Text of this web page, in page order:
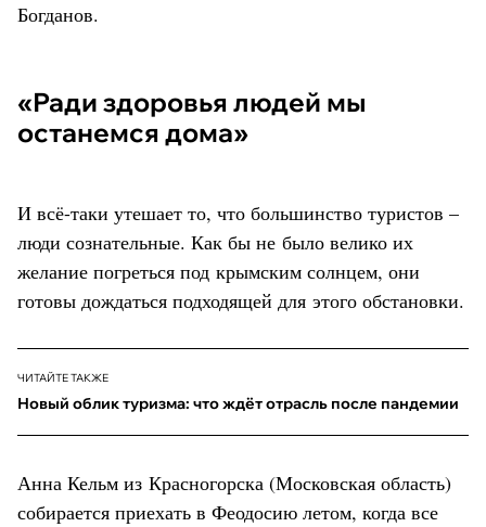
Богданов.
«Ради здоровья людей мы
останемся дома»
И всё-таки утешает то, что большинство туристов –
люди сознательные. Как бы не было велико их
желание погреться под крымским солнцем, они
готовы дождаться подходящей для этого обстановки.
ЧИТАЙТЕ ТАКЖЕ
Новый облик туризма: что ждёт отрасль после пандемии
Анна Кельм из Красногорска (Московская область)
собирается приехать в Феодосию летом, когда все